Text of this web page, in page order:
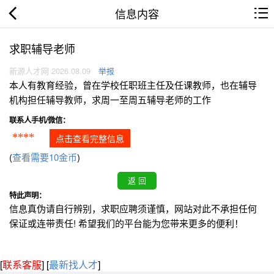
信息内容
求职辅导老师
新源人才网 2026.08.09 举报
本人有教育经验，曾在学校任职班主任及任课教师，也在辅导
机构担任辅导教师，求周一至周五辅导老师的工作
联系人手机/微信：
**** 点击查看完整信息
(查看需要10金币)
特此声明：
信息真伪请自行辨别，求职应聘须谨慎，网站对此不承担任何
保证或连带责任! 希望我们的平台能为您带来更多的便利！
[联系客服] [最新找人才]